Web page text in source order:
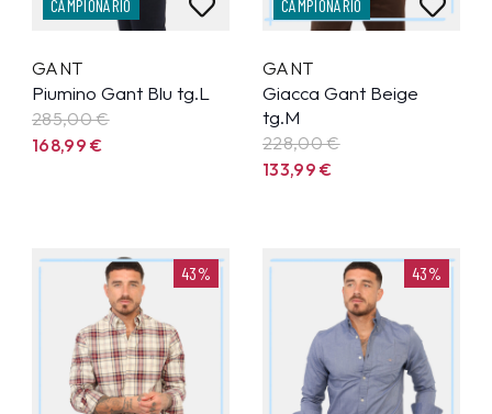
CAMPIONARIO
GANT
Piumino Gant Blu tg.L
285,00 €
168,99€
CAMPIONARIO
GANT
Giacca Gant Beige
tg.M
228,00 €
133,99€
43% 43%